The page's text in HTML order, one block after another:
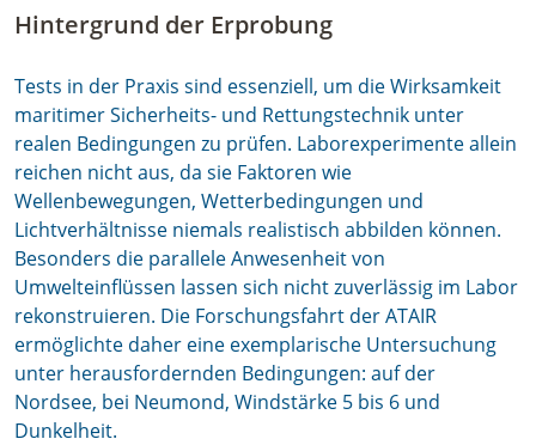
Hintergrund der Erprobung
Tests in der Praxis sind essenziell, um die Wirksamkeit
maritimer Sicherheits- und Rettungstechnik unter
realen Bedingungen zu prüfen. Laborexperimente allein
reichen nicht aus, da sie Faktoren wie
Wellenbewegungen, Wetterbedingungen und
Lichtverhältnisse niemals realistisch abbilden können.
Besonders die parallele Anwesenheit von
Umwelteinflüssen lassen sich nicht zuverlässig im Labor
rekonstruieren. Die Forschungsfahrt der ATAIR
ermöglichte daher eine exemplarische Untersuchung
unter herausfordernden Bedingungen: auf der
Nordsee, bei Neumond, Windstärke 5 bis 6 und
Dunkelheit.